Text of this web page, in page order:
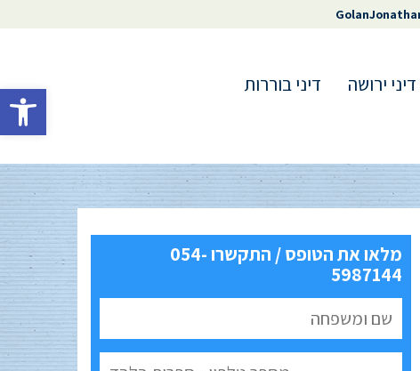
פתח דיני ירושה
דיני בוררות
מלאו את הטופס / התקשרו 054-
5987144